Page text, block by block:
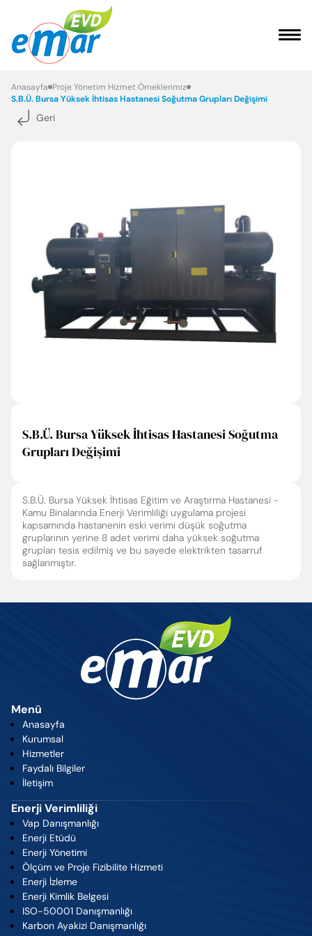
ANASAYFA
FAYDALI BİLGİLER
İLETİŞİM
Anasayfa Proje Yönetim Hizmet Örneklerimiz
S.B.Ü. Bursa Yüksek İhtisas Hastanesi Soğutma Grupları Değişimi
Geri
S.B.Ü. Bursa Yüksek İhtisas Hastanesi Soğutma
Grupları Değişimi
S.B.Ü. Bursa Yüksek İhtisas Eğitim ve Araştırma Hastanesi -
Kamu Binalarında Enerji Verimliliği uygulama projesi
kapsamında hastanenin eski verimi düşük soğutma
gruplarının yerine 8 adet verimi daha yüksek soğutma
grupları tesis edilmiş ve bu sayede elektrikten tasarruf
sağlanmıştır.
Menü
Anasayfa
Kurumsal
Hizmetler
Faydalı Bilgiler
İletişim
Enerji Verimliliği
Vap Danışmanlığı
Enerji Etüdü
Enerji Yönetimi
Ölçüm ve Proje Fizibilite Hizmeti
Enerji İzleme
Enerji Kimlik Belgesi
ISO-50001 Danışmanlığı
Karbon Ayakizi Danışmanlığı